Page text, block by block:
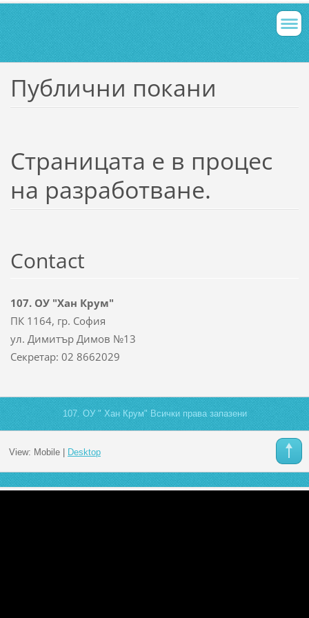
Публични покани
Страницата е в процес
на разработване.
Contact
107. ОУ "Хан Крум"
ПК 1164, гр. София
ул. Димитър Димов №13
Секретар: 02 8662029
107. ОУ " Хан Крум" Всички права запазени
View: Mobile| Desktop